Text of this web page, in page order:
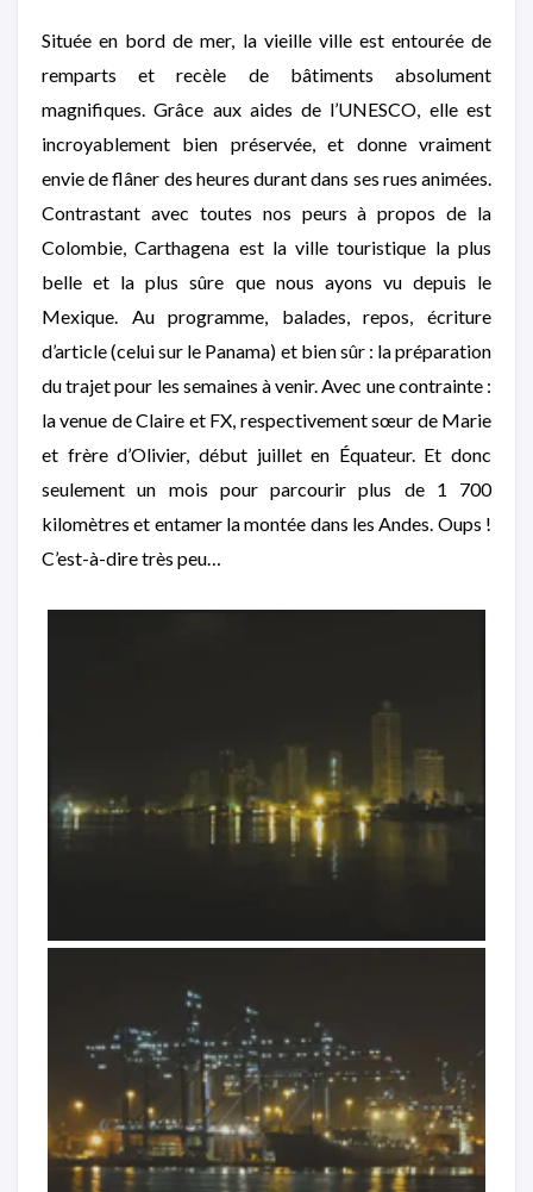
Située en bord de mer, la vieille ville est entourée de
remparts et recèle de bâtiments absolument
magnifiques. Grâce aux aides de l’UNESCO, elle est
incroyablement bien préservée, et donne vraiment
envie de flâner des heures durant dans ses rues animées.
Contrastant avec toutes nos peurs à propos de la
Colombie, Carthagena est la ville touristique la plus
belle et la plus sûre que nous ayons vu depuis le
Mexique. Au programme, balades, repos, écriture
d’article (celui sur le Panama) et bien sûr : la préparation
du trajet pour les semaines à venir. Avec une contrainte :
la venue de Claire et FX, respectivement sœur de Marie
et frère d’Olivier, début juillet en Équateur. Et donc
seulement un mois pour parcourir plus de 1 700
kilomètres et entamer la montée dans les Andes. Oups !
C’est-à-dire très peu…